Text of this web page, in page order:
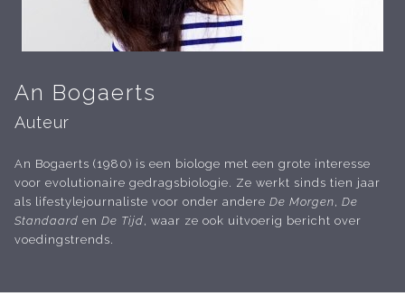
An Bogaerts
Auteur
An Bogaerts (1980) is een biologe met een grote interesse
voor evolutionaire gedragsbiologie. Ze werkt sinds tien jaar
als lifestylejournaliste voor onder andere De Morgen, De
Standaard en De Tijd, waar ze ook uitvoerig bericht over
voedingstrends.